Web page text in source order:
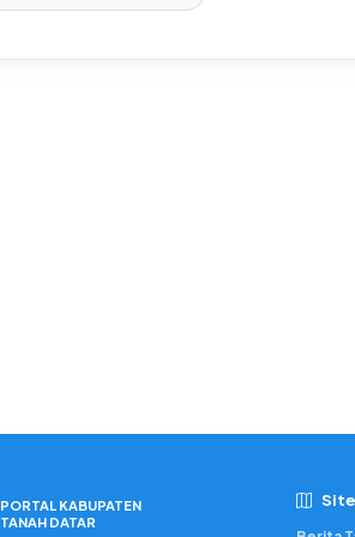
PORTAL KABUPATEN
TANAH DATAR